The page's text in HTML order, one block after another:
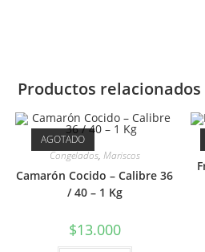
Productos relacionados
AGOTADO
Congelados, Mariscos
Camarón Cocido – Calibre 36
/ 40 – 1 Kg
$13.000